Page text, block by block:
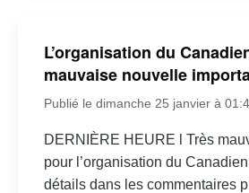
L’organisation du
mauvaise nouvelle
Publié le dimanche 25 janvier à
DERNIÈRE HEURE l Très
pour l’organisation du
détails dans les commentaires